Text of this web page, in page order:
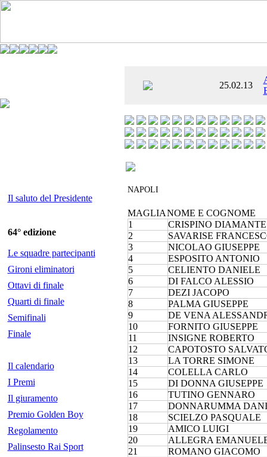
25.02.13
Il saluto del Presidente
64° edizione
Le squadre partecipanti
Gironi eliminatori
Ottavi di finale
Quarti di finale
Semifinali
Finale
Il calendario
I Premi
Il giuramento
Premio Golden Boy
Regolamento
Palinsesto Rai Sport
NAPOLI
MAGLIANOME E COGNOME
1
CRISPINO DIAMANTE
2
SAVARISE
3
NICOLAO GIUSEPPE
4
ESPOSITO ANTONIO
5
CELIENTO DANIELE
6
DI FALCO ALESSIO
7
DEZI JACOPO
8
PALMA GIUSEPPE
9
DE VENA
10
FORNITO GIUSEPPE
11
INSIGNE ROBERTO
12
CAPOTOSTO
13
LA TORRE SIMONE
14
COLELLA CARLO
15
DI DONNA GIUSEPPE
16
TUTINO GENNARO
17
DONNARUMMA
18
SCIELZO PASQUALE
19
AMICO LUIGI
20
ALLEGRA
21
ROMANO GIACOMO